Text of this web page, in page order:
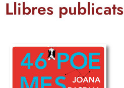
AUTORS
ENSENYAMENT CATALÀ
Llibres publicats